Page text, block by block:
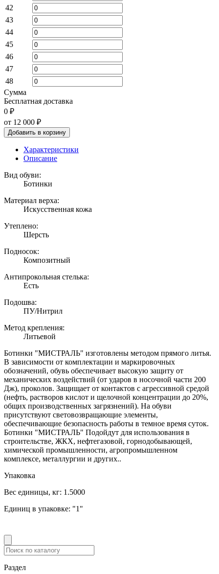
42
43
44
45
46
47
48
Сумма
Бесплатная доставка
0 ₽
от 12 000 ₽
Добавить в корзину
Характеристики
Описание
Вид обуви:
Ботинки
Материал верха:
Искусственная кожа
Утеплено:
Шерсть
Подносок:
Композитный
Антипрокольная стелька:
Есть
Подошва:
ПУ/Нитрил
Метод крепления:
Литьевой
Ботинки "МИСТРАЛЬ" изготовлены методом прямого литья.
В зависимости от комплектации и маркировочных
обозначений, обувь обеспечивает высокую защиту от
механических воздействий (от ударов в носочной части 200
Дж), проколов. Защищает от контактов с агрессивной средой
(нефть, растворов кислот и щелочной концентрации до 20%,
общих производственных загрязнений). На обуви
присутствуют световозвращающие элементы,
обеспечивающие безопасность работы в темное время суток.
Ботинки "МИСТРАЛЬ" Подойдут для использования в
строительстве, ЖКХ, нефтегазовой, горнодобывающей,
химической промышленности, агропромышленном
комплексе, металлургии и других..
Упаковка
Вес единицы, кг: 1.5000
Единиц в упаковке: "1"
Раздел